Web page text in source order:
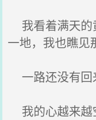
我看着满天的
一地，我也瞧见
一路还没有回
我的心越来越